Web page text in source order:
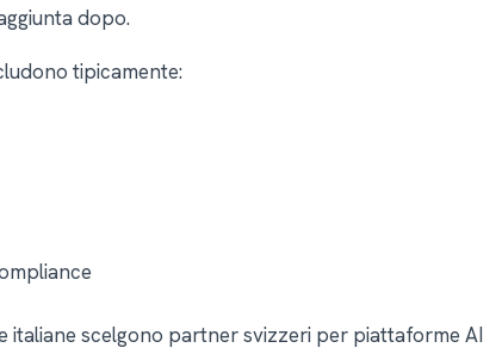
dopo.
tipicamente:
italiane scelgono partner svizzeri per piattaforme AI